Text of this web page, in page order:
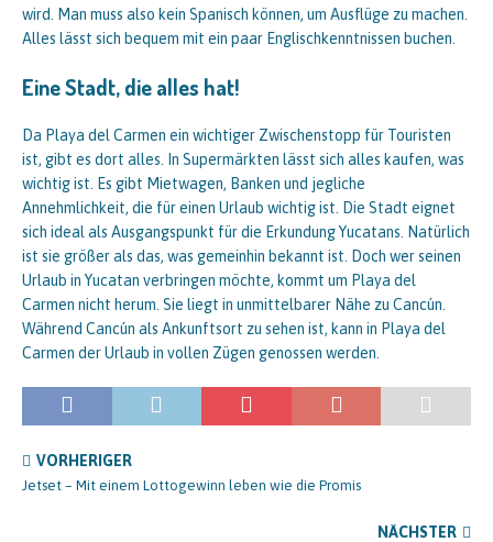
wird. Man muss also kein Spanisch können, um Ausflüge zu machen.
Alles lässt sich bequem mit ein paar Englischkenntnissen buchen.
Eine Stadt, die alles hat!
Da Playa del Carmen ein wichtiger Zwischenstopp für Touristen
ist, gibt es dort alles. In Supermärkten lässt sich alles kaufen, was
wichtig ist. Es gibt Mietwagen, Banken und jegliche
Annehmlichkeit, die für einen Urlaub wichtig ist. Die Stadt eignet
sich ideal als Ausgangspunkt für die Erkundung Yucatans. Natürlich
ist sie größer als das, was gemeinhin bekannt ist. Doch wer seinen
Urlaub in Yucatan verbringen möchte, kommt um Playa del
Carmen nicht herum. Sie liegt in unmittelbarer Nähe zu Cancún.
Während Cancún als Ankunftsort zu sehen ist, kann in Playa del
Carmen der Urlaub in vollen Zügen genossen werden.
VORHERIGER
Jetset – Mit einem Lottogewinn leben wie die Promis
NÄCHSTER